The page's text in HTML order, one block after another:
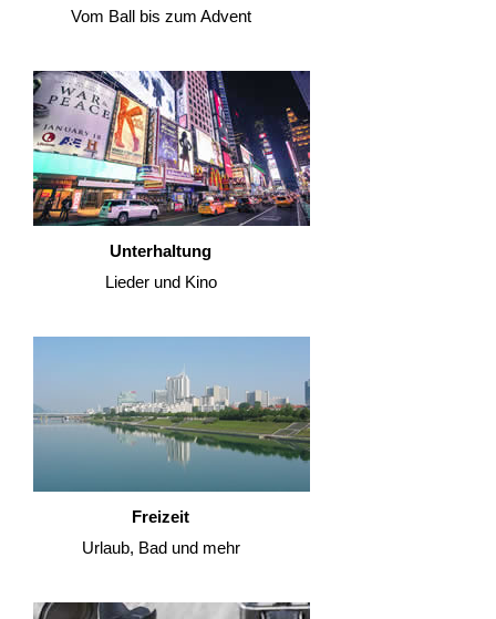
Vom Ball bis zum Advent
Unterhaltung
Lieder und Kino
Freizeit
Urlaub, Bad und mehr